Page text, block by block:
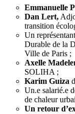
Emmanuelle
Dan Lert,
transition
Un
Durable de la
Ville de Paris ;
Axelle
SOLIHA ;
Karim Guiza
Un.e salarié.e
de chaleur
Un retour